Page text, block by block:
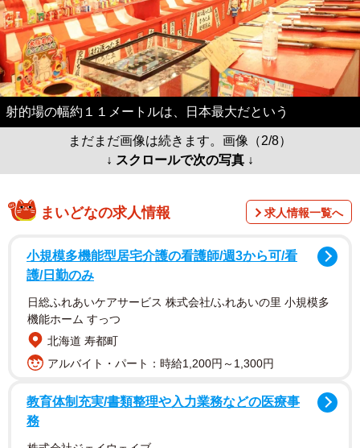
射的場の幅約１１メートルは、日本最大だという
まだまだ画像は続きます。画像（2/8）
↓ スクロールで次の写真 ↓
まいどなの求人情報 求人情報一覧へ
小規模多機能型居宅介護の看護師/週3から可/看
護/日勤のみ
日総ふれあいケアサービス 株式会社/ふれあいの里 小規模多
機能ホーム すっつ
北海道 寿都町
アルバイト・パート：時給1,200円～1,300円
教育体制充実/書類整理や入力業務などの医療事
務